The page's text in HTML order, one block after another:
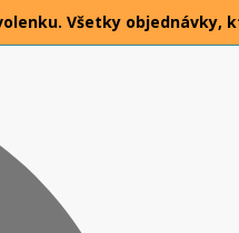
Všetky